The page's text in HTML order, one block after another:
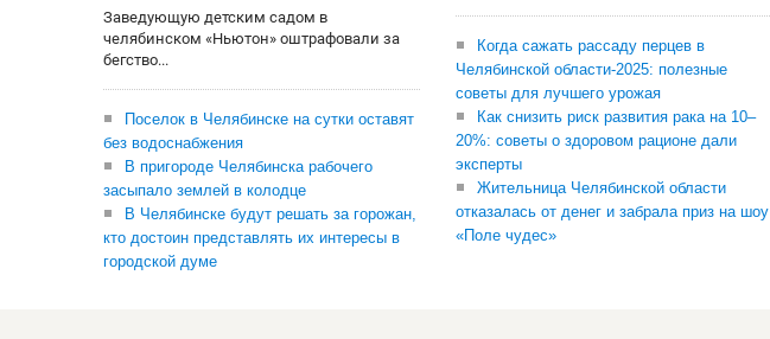
Заведующую детским садом в
челябинском «Ньютон» оштрафовали за
бегство...
Поселок в Челябинске на сутки оставят
без водоснабжения
В пригороде Челябинска рабочего
засыпало землей в колодце
В Челябинске будут решать за горожан,
кто достоин представлять их интересы в
городской думе
Когда сажать рассаду перцев в
Челябинской области-2025: полезные
советы для лучшего урожая
Как снизить риск развития рака на 10–
20%: советы о здоровом рационе дали
эксперты
Жительница Челябинской области
отказалась от денег и забрала приз на шоу
«Поле чудес»